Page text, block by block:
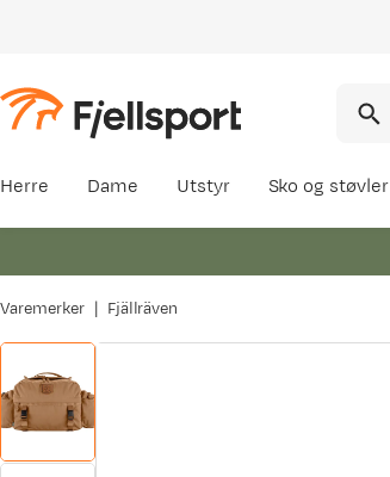
Herre Dame Utstyr Sko og støvler
Varemerker Fjällräven